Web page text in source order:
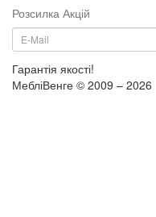
Розсилка Акцій
Гарантія якості!
МебліВенге © 2009 – 2026